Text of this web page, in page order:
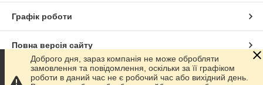
Графік роботи
Повна версія сайту
Сайт створено на маркетплейсіProm.ua
Доброго дня, зараз компанія не може обробляти
замовлення та повідомлення, оскільки за її графіком
роботи в даний час не є робочий час або вихідний день.